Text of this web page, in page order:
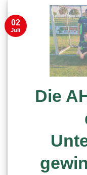
Die
02
Juli